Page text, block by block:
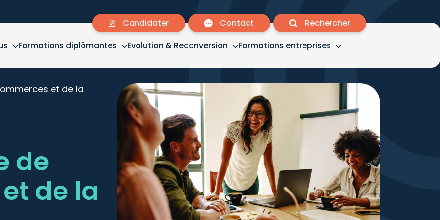
Candidater Contact
Rechercher
Formations diplômantes Evolution & Reconversion Formations entreprises
et de la
de
de la